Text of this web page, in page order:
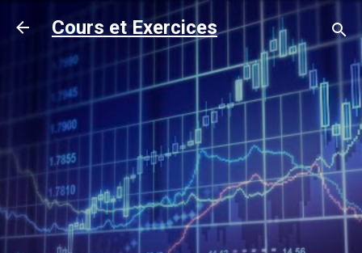
Accéder au contenu principal
Cours et Exercices